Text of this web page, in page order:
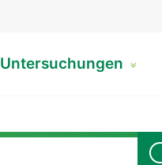
Untersuchungen